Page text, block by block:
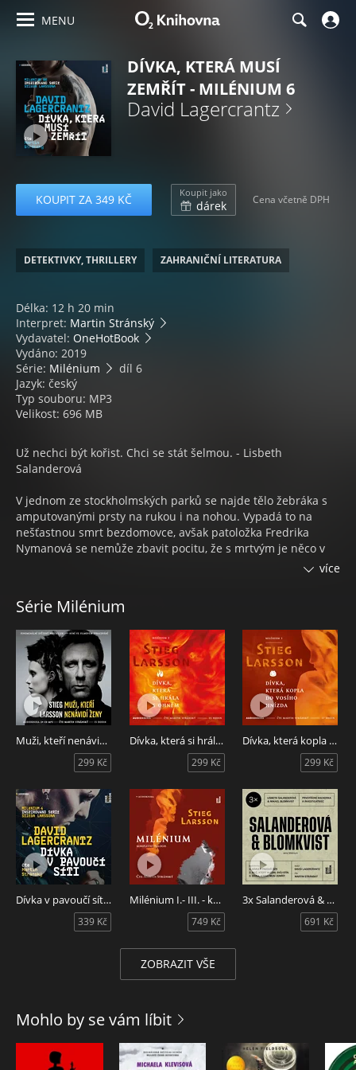
MENU
DÍVKA, KTERÁ MUSÍ
ZEMŘÍT - MILÉNIUM 6
David Lagercrantz
KOUPIT ZA 349 KČ Koupit jako
dárek Cena včetně DPH
DETEKTIVKY, THRILLERY ZAHRANIČNÍ LITERATURA
Délka: 12 h 20 min
Interpret: Martin Stránský
Vydavatel: OneHotBook
Vydáno: 2019
Série: Milénium
díl 6
Jazyk: český
Typ souboru: MP3
Velikost: 696 MB
Už nechci být kořist. Chci se stát šelmou. - Lisbeth
Salanderová
V jednom ze stockholmských parků se najde tělo žebráka s
amputovanými prsty na rukou i na nohou. Vypadá to na
nešťastnou smrt bezdomovce, avšak patoložka Fredrika
Nymanová se nemůže zbavit pocitu, že s mrtvým je něco v
Forsellovi. Byly to jen řeči paranoidního blázna, nebo měl
opravdu podivné konexe na vládní garnituru?
Mikael požádá o pomoc Lisbeth Salanderovou, ta však po
pohřbu Holgera Palmgrena odjela ze Švédska a neozývá se.
Nikdo netuší, že pobývá v Moskvě, aby se jednou provždy
vypořádala se svou sestrou Kamillou.
DAVID LAGERCRANTZ
Švédský novinář a spisovatel pochází z vysoce postavené
rodiny. Studoval filozofii, náboženství i žurnalistiku a po
škole se stal krimi reportérem deníku Expressen. Jako
spisovatel debutoval v roce 1997 a od té doby napsal několik
úspěšných populárně-naučných knih i románů. Největšího
ohlasu se dočkal bestsellerový životopis Já jsem Zlatan
Ibrahimović (2011; česky Host 2014), jenž se dostal do užší
nominace na nejprestižnější švédskou knižní cenu
Augustpriset. Deset let po prvním vydání románu Muži, kteří
nenávidí ženy si ho vybralo vydavatelství Norstedts, aby se
pokusil navázat na odkaz Stiega Larssona v sérii Milénium
pokračováním nazvaným Dívka v pavoučí síti. Vzhledem k
úspěšnosti tohoto románu následoval další díl s názvem
Muž, který hledal svůj stín (2017) a celou Lagercrantzovu
trilogii uzavírá Dívka, která musí zemřít (2019).
Po studiích na DAMU nastoupil do stálého angažmá v
Divadle Josefa Kajetána Tyla v Plzni, v roce 2004 hostoval v
Národním divadle v Brně a účinkoval v komponovaném
pořadu Martina Hilského uvedeném v rámci Letních
více
Série Milénium
Muži, kteří nenávidí ženy - Milénium 1
299 Kč
Dívka, která si hrála s ohněm - Milénium 2
299 Kč
Dívka, která kopla do vosího hnízda - Milénium 3
299 Kč
Dívka v pavoučí síti - Milénium 4
339 Kč
Milénium I.- III. - komplet
749 Kč
3x Salanderová & Blomkvist
691 Kč
ZOBRAZIT VŠE
Mohlo by se vám líbit